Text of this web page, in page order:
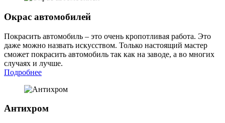
Окрас автомобилей
Покрасить автомобиль – это очень кропотливая работа. Это
даже можно назвать искусством. Только настоящий мастер
сможет покрасить автомобиль так как на заводе, а во многих
случаях и лучше.
Подробнее
Антихром